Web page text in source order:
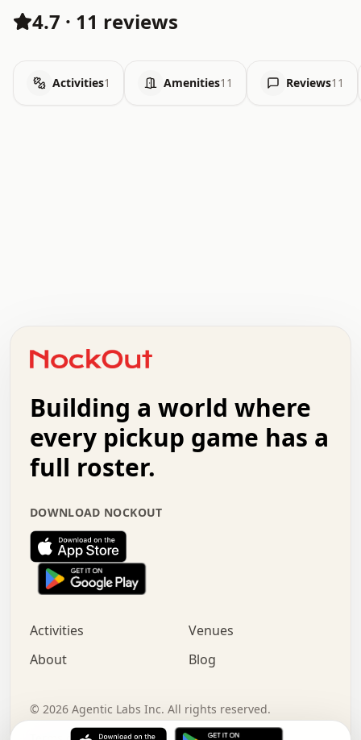
4.7 · 11 reviews
Activities1 Amenities11 Reviews11
+   .   .   .   .   .   .   .   .   .   +   .   .
.   .   .   .   .   .   .   .   .   .   .   :   .
.   .   .   .   +   .   .   .   .   .   .   .   +
.   :   .   .   .   .   .   .   .   .   o   .   .
.   .   x   .   .   .   .   .   .   :   .   .   o
.   .   .   .   :   .   .   .   .   o   .   .   .
.   .   .   .   .   .   .   :   .   .   .   .   .
.   .   .   .   .   .   .   +   .   .   x   .   .
.   .   .   .   .   :   +   .   .   .   .   .   o
.   .   .   .   .   .   .   .   .   .   .   .   .
.   .   :   o   .   .   .   .   .   .   .   +   .
.   o   .   .   .   .   x   .   .   .   .   .   .
+   .   o   .   .   .   .   o   .   .   .   .
.   +   .   .   .   .   .   .   .   .   :   .   x
.   .   .   .   .   .   .   .   .   .   .   .   .   .
Building a world where
every pickup game has a
full roster.
DOWNLOAD NOCKOUT
Activities
Venues
About
Blog
© 2026 Agentic Labs Inc. All rights reserved.